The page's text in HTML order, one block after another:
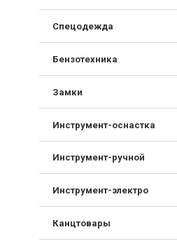
руб.
Спецодежда
Бензотехника
Замки
Инструмент-оснастка
Инструмент-ручной
Инструмент-электро
Канцтовары